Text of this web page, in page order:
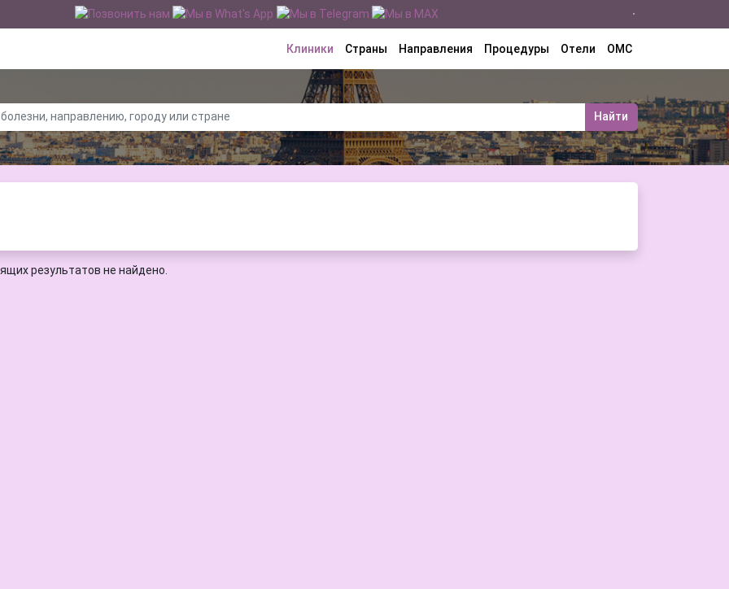
Клиники Страны Направления Процедуры Отели ОМС
Найти
результатов не найдено.